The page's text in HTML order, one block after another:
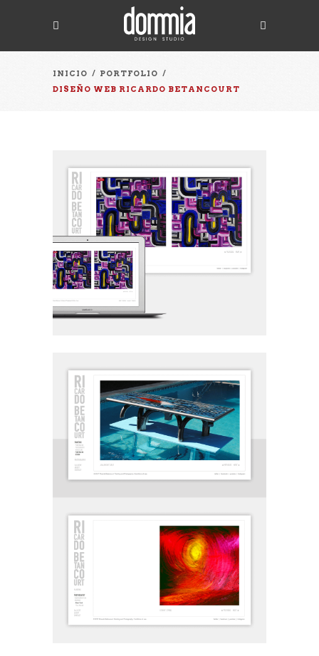
INICIO / PORTFOLIO /
DISEÑO WEB RICARDO BETANCOURT